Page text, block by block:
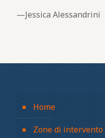
Jessica Alessandrini
Home
Zone di intervento